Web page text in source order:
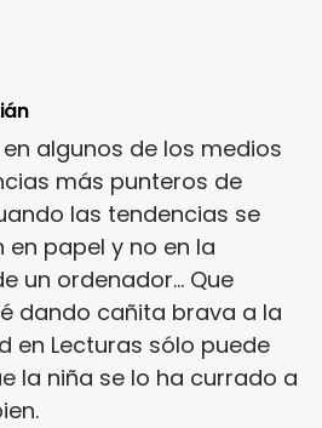
algunos de los medios
más punteros de
las tendencias se
en papel y no en la
un ordenador... Que
dando cañita brava a la
en Lecturas sólo puede
la niña se lo ha currado a